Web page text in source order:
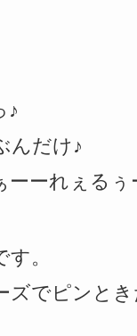
♪
んだけ♪
ーーれぇるぅ
。
ズでピンと